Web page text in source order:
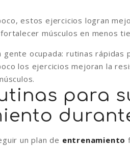
estos ejercicios logran
músculos en menos
los ejercicios mejoran la
para
un plan de entrenamiento